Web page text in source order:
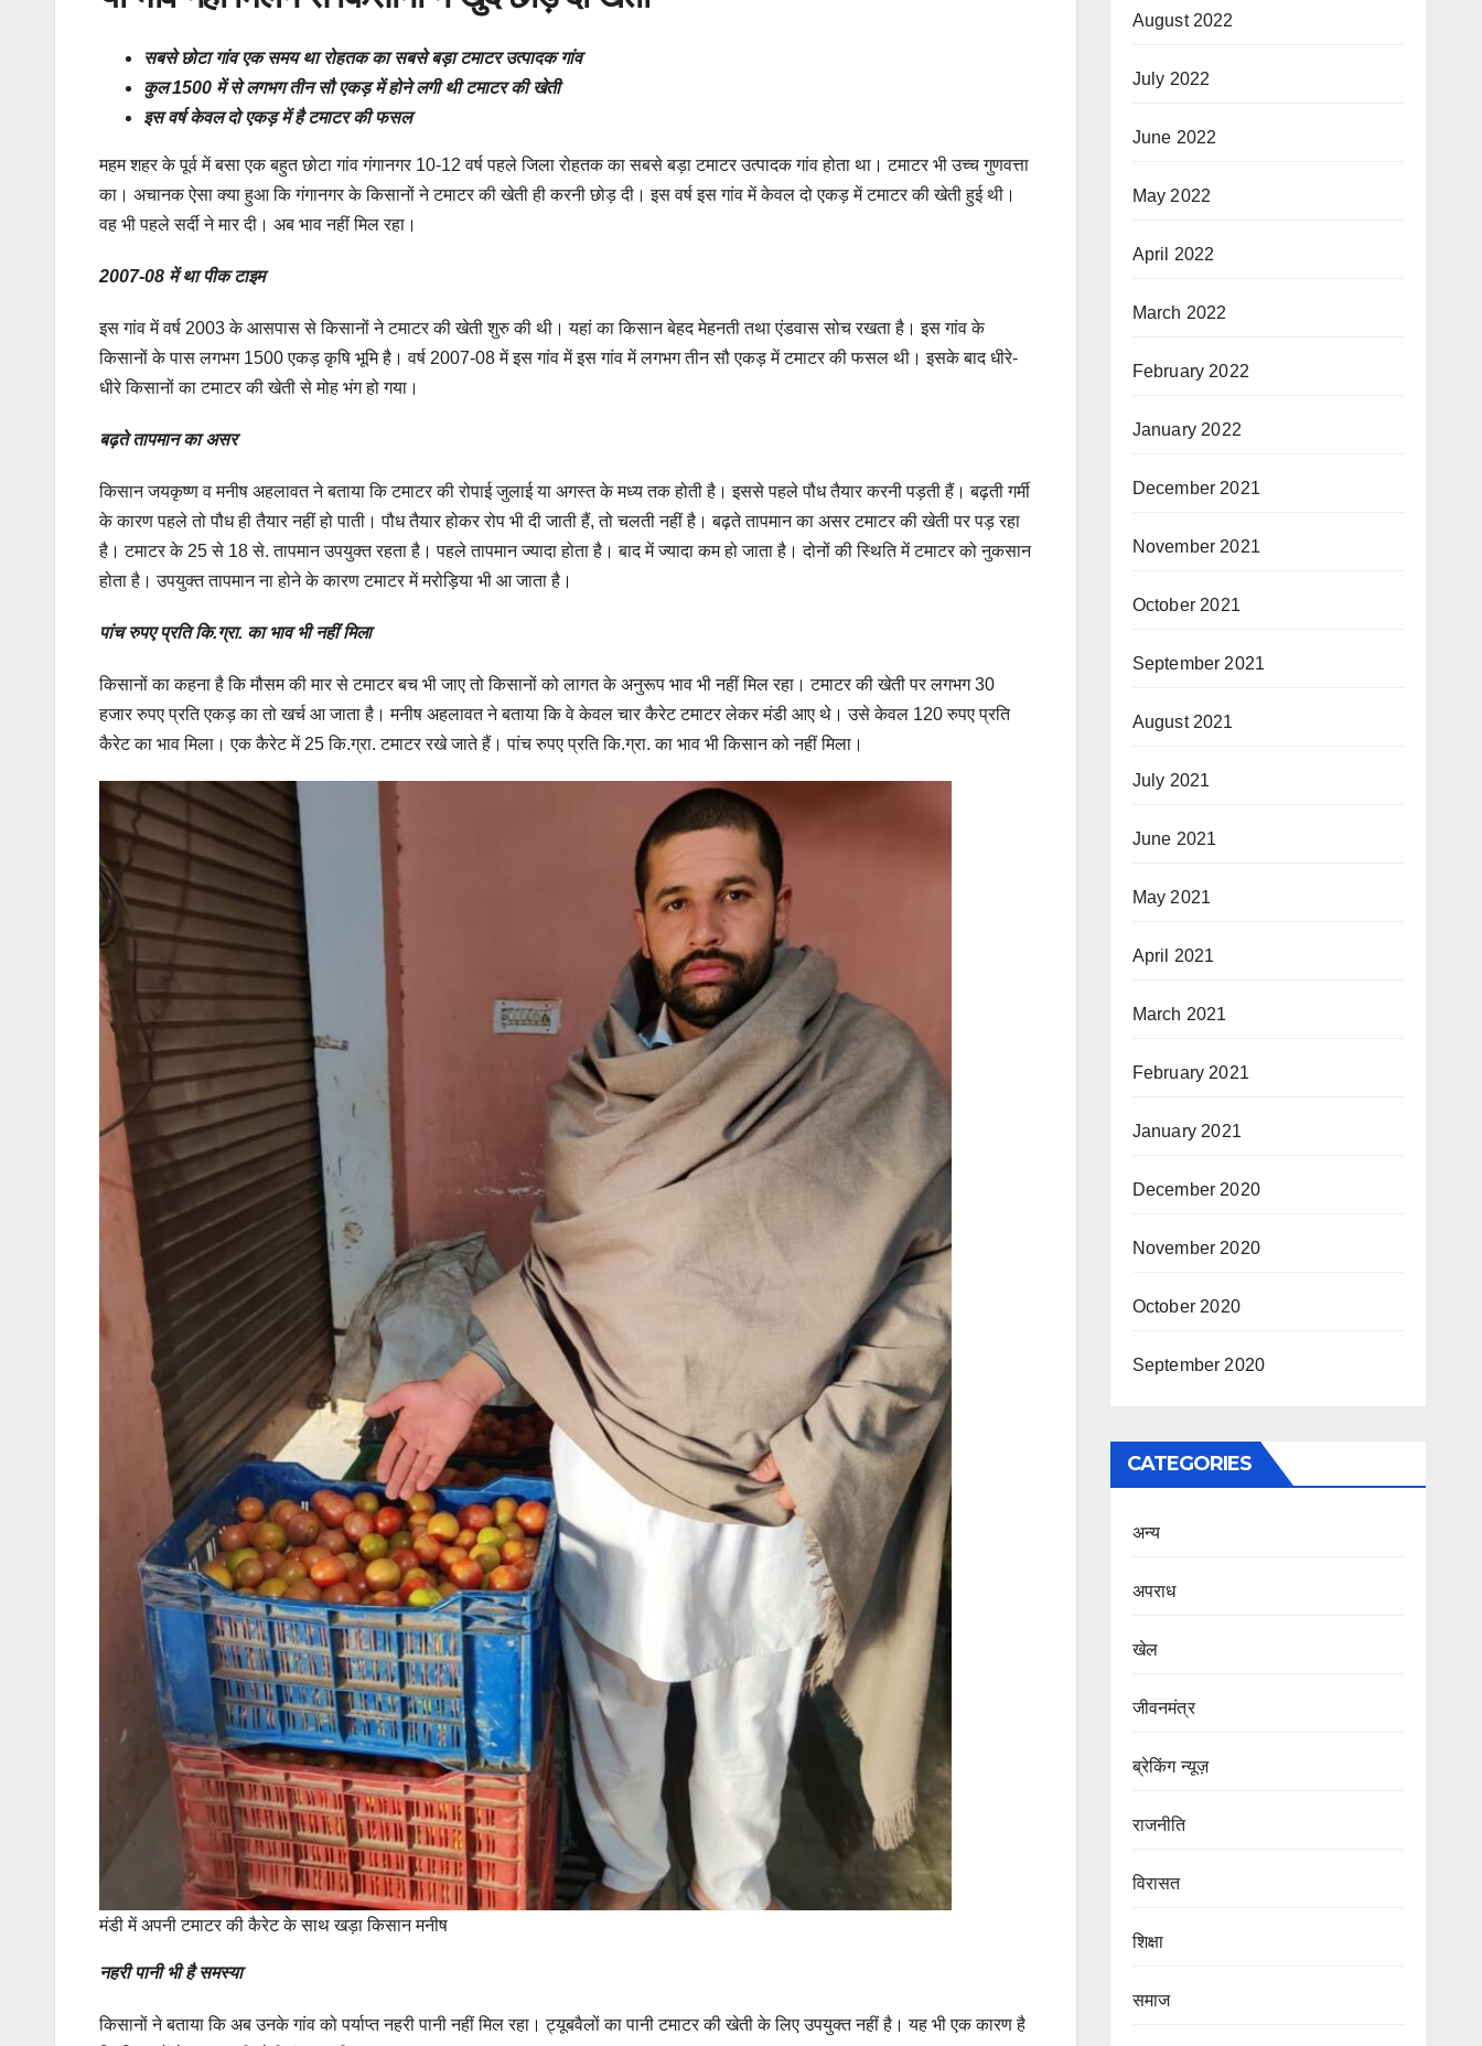
सबसे छोटा गांव एक समय था रोहतक का सबसे बड़ा टमाटर उत्पादक गांव
कुल 1500 में से लगभग तीन सौ एकड़ में होने लगी थी टमाटर की खेती
इस वर्ष केवल दो एकड़ में है टमाटर की फसल
महम शहर के पूर्व में बसा एक बहुत छोटा गांव गंगानगर 10-12 वर्ष पहले जिला रोहतक का सबसे बड़ा टमाटर उत्पादक गांव होता था। टमाटर भी उच्च गुणवत्ता
का। अचानक ऐसा क्या हुआ कि गंगानगर के किसानों ने टमाटर की खेती ही करनी छोड़ दी। इस वर्ष इस गांव में केवल दो एकड़ में टमाटर की खेती हुई थी।
वह भी पहले सर्दी ने मार दी। अब भाव नहीं मिल रहा।
2007-08 में था पीक टाइम
इस गांव में वर्ष 2003 के आसपास से किसानों ने टमाटर की खेती शुरु की थी। यहां का किसान बेहद मेहनती तथा एंडवास सोच रखता है। इस गांव के
किसानों के पास लगभग 1500 एकड़ कृषि भूमि है। वर्ष 2007-08 में इस गांव में इस गांव में लगभग तीन सौ एकड़ में टमाटर की फसल थी। इसके बाद धीरे-
धीरे किसानों का टमाटर की खेती से मोह भंग हो गया।
बढ़ते तापमान का असर
किसान जयकृष्ण व मनीष अहलावत ने बताया कि टमाटर की रोपाई जुलाई या अगस्त के मध्य तक होती है। इससे पहले पौध तैयार करनी पड़ती हैं। बढ़ती गर्मी
के कारण पहले तो पौध ही तैयार नहीं हो पाती। पौध तैयार होकर रोप भी दी जाती हैं, तो चलती नहीं है। बढ़ते तापमान का असर टमाटर की खेती पर पड़ रहा
है। टमाटर के 25 से 18 से. तापमान उपयुक्त रहता है। पहले तापमान ज्यादा होता है। बाद में ज्यादा कम हो जाता है। दोनों की स्थिति में टमाटर को नुकसान
होता है। उपयुक्त तापमान ना होने के कारण टमाटर में मरोड़िया भी आ जाता है।
पांच रुपए प्रति कि.ग्रा. का भाव भी नहीं मिला
किसानों का कहना है कि मौसम की मार से टमाटर बच भी जाए तो किसानों को लागत के अनुरूप भाव भी नहीं मिल रहा। टमाटर की खेती पर लगभग 30
हजार रुपए प्रति एकड़ का तो खर्च आ जाता है। मनीष अहलावत ने बताया कि वे केवल चार कैरेट टमाटर लेकर मंडी आए थे। उसे केवल 120 रुपए प्रति
कैरेट का भाव मिला। एक कैरेट में 25 कि.ग्रा. टमाटर रखे जाते हैं। पांच रुपए प्रति कि.ग्रा. का भाव भी किसान को नहीं मिला।
मंडी में अपनी टमाटर की कैरेट के साथ खड़ा किसान मनीष
नहरी पानी भी है समस्या
किसानों ने बताया कि अब उनके गांव को पर्याप्त नहरी पानी नहीं मिल रहा। ट्यूबवैलों का पानी टमाटर की खेती के लिए उपयुक्त नहीं है। यह भी एक कारण है
August 2022
July 2022
June 2022
May 2022
April 2022
March 2022
February 2022
January 2022
December 2021
November 2021
October 2021
September 2021
August 2021
July 2021
June 2021
May 2021
April 2021
March 2021
February 2021
January 2021
December 2020
November 2020
October 2020
September 2020
CATEGORIES
अन्य
अपराध
खेल
जीवनमंत्र
ब्रेकिंग न्यूज़
राजनीति
‍‍विरासत
शिक्षा
समाज